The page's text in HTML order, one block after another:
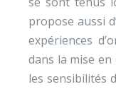
propose aussi
expériences
dans la mise
les sensibilités